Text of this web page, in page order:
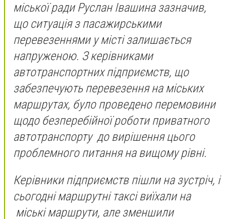
міської ради Руслан Івашина зазначив,
що ситуація з пасажирськими
перевезеннями у місті залишається
напруженою. З керівниками
автотранспортних підприємств, що
забезпечують перевезення на міських
маршрутах, було проведено перемовини
щодо безперебійної роботи приватного
автотранспорту до вирішення цього
проблемного питання на вищому рівні.
Керівники підприємств пішли на зустріч, і
сьогодні маршрутні таксі виїхали на
міські маршрути, але зменшили